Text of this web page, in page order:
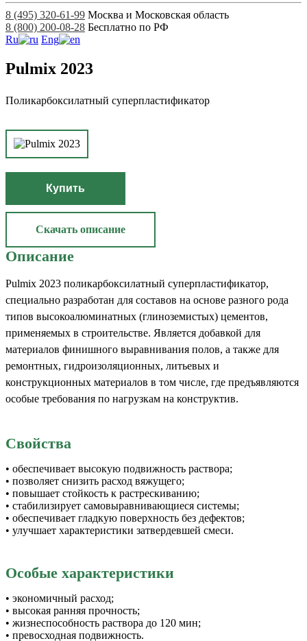
8 (495) 320-61-99 Москва и Московская область
8 (800) 200-08-28 Бесплатно по РФ
Ru
Eng
Pulmix 2023
Поликарбоксилатный суперпластификатор
Купить
Скачать описание
Описание
Pulmix 2023 поликарбоксилатный суперпластификатор,
специально разработан для составов на основе разного рода
типов высокоалюминатных (глиноземистых) цементов,
применяемых в строительстве. Является добавкой для
материалов финишного выравнивания полов, а также для
ремонтных, гидроизоляционных, литьевых и
конструкционных материалов в том числе, где предъявляются
особые требования по нагрузкам на конструктив.
Свойства
• обеспечивает высокую подвижность раствора;
• позволяет снизить расход вяжущего;
• повышает стойкость к растрескиванию;
• стабилизирует самовыравнивающиеся системы;
• обеспечивает гладкую поверхность без дефектов;
• улучшает характеристики затвердевшей смеси.
Особые характеристики
• экономичный расход;
• высокая ранняя прочность;
• жизнеспособность раствора до 120 мин;
• превосходная подвижность.